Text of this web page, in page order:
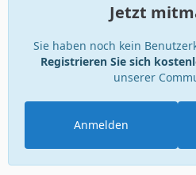
Jetzt
Sie haben noch kein
Registrieren Sie sich
unserer
Anmelden